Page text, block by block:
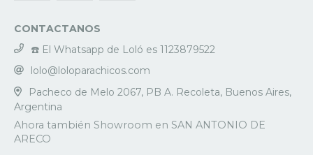
CONTACTANOS
☎️ El Whatsapp de Loló es 1123879522
lolo@loloparachicos.com
Pacheco de Melo 2067, PB A. Recoleta, Buenos Aires,
Argentina